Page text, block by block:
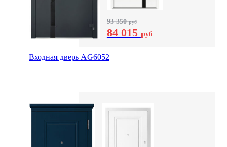
93 350руб
84 015 руб
Входная дверь AG6052